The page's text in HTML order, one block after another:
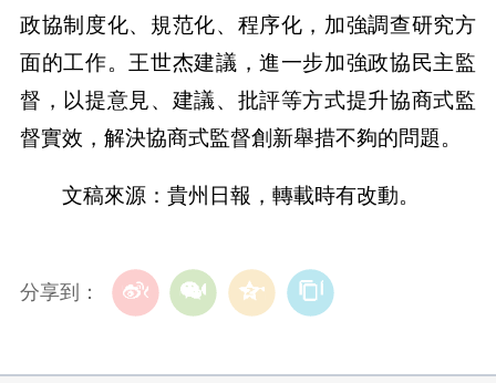
政協制度化、規范化、程序化，加強調查研究方
面的工作。王世杰建議，進一步加強政協民主監
督，以提意見、建議、批評等方式提升協商式監
督實效，解決協商式監督創新舉措不夠的問題。
文稿來源：貴州日報，轉載時有改動。
分享到：